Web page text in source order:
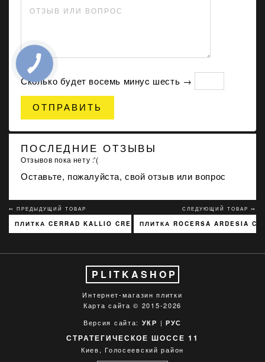
ОТЗЫВ ИЛИ ВОПРОС
Сколько будет вoсeмь минуc шесть →
ОТПРАВИТЬ
ПОСЛЕДНИЕ ОТЗЫВЫ
Отзывов пока нету :'(
Оставьте, пожалуйста, свой отзыв или вопрос
↢ ПРЕДЫДУЩИЙ ТОВАР
ПЛИТКА CERRAD KALLIO CREAM 3768 15X45
СЛЕДУЮЩИЙ ТОВАР ↣
ПЛИТКА ROCERSA ARDESIA
PLITKASHOP
Интернет-магазин плитки
Карта сайта © 2015-2026
Версия сайта: УКР | РУС
СТРАТЕГИЧЕСКОЕ ШОССЕ 11
Киев, Голосеевский район